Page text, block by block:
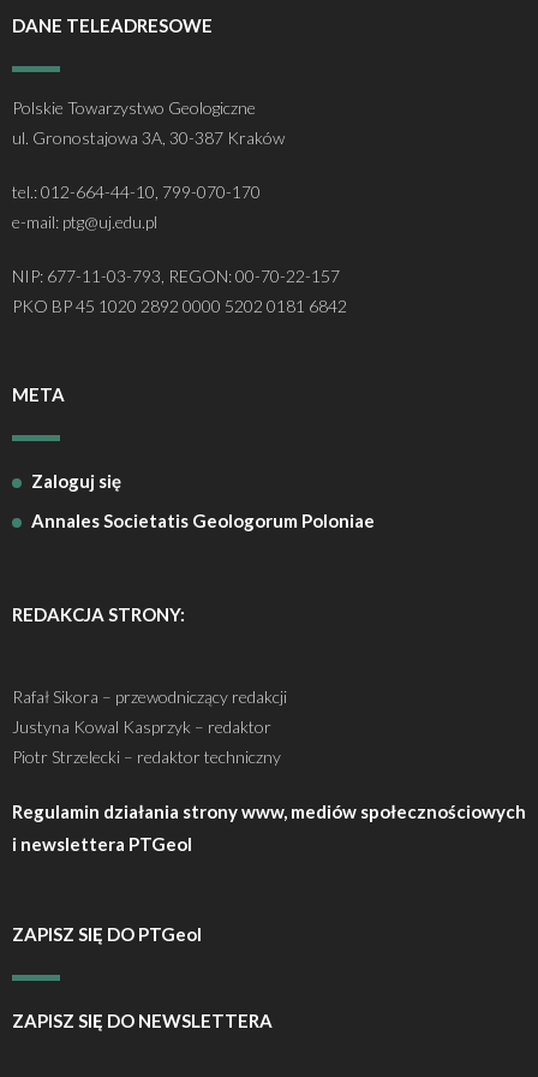
DANE TELEADRESOWE
Polskie Towarzystwo Geologiczne
ul. Gronostajowa 3A, 30-387 Kraków
tel.: 012-664-44-10, 799-070-170
e-mail: ptg@uj.edu.pl
NIP: 677-11-03-793, REGON: 00-70-22-157
PKO BP 45 1020 2892 0000 5202 0181 6842
META
Zaloguj się
Annales Societatis Geologorum Poloniae
REDAKCJA STRONY:
Rafał Sikora – przewodniczący redakcji
Justyna Kowal Kasprzyk – redaktor
Piotr Strzelecki – redaktor techniczny
Regulamin działania strony www, mediów społecznościowych
i newslettera PTGeol
ZAPISZ SIĘ DO PTGeol
ZAPISZ SIĘ DO NEWSLETTERA